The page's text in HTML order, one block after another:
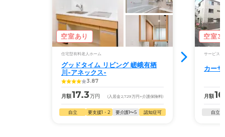
空室あり
住宅型有料老人ホーム
グッドタイム リビング 嵯峨有栖
川-アネックス-
3.87
月額17.3万円 (入居金2,729万円 +介護保険料)
自立 要支援1・2 要介護1〜5 認知症可
空室3
サービス付
カー
月額
自立